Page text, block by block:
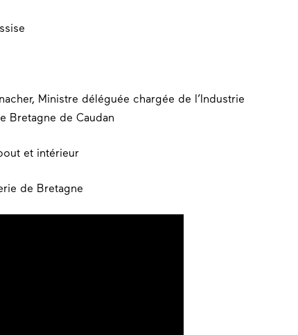
Ministre déléguée chargée de l’Industrie
Bretagne de Caudan
de Bretagne